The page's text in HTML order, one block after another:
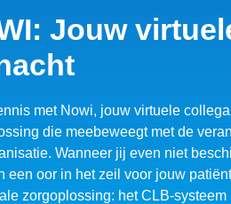
Jouw
met Nowi, jouw virtuele
die meebeweegt met de
Wanneer jij even niet
een oor in het zeil voor jouw
zorgoplossing: het CLB-